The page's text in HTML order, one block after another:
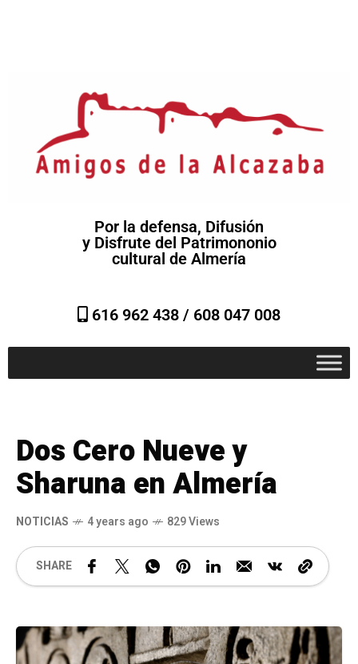
Por la defensa, Difusión
y Disfrute del Patrimononio
cultural de Almería
616 962 438 / 608 047 008
Dos Cero Nueve y
Sharuna en Almería
NOTICIAS 4 years ago 829 Views
SHARE